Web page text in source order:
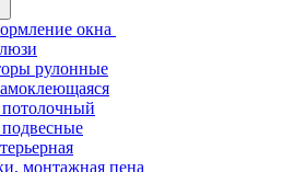
окна
рулонные
монтажная пена